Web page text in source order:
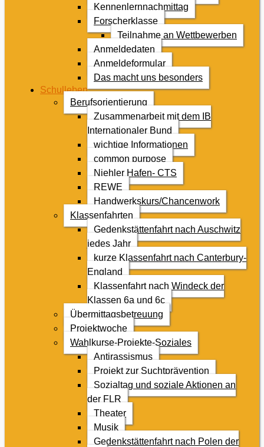
Kennenlernnachmittag
Forscherklasse
Teilnahme an Wettbewerben
Anmeldedaten
Anmeldeformular
Das macht uns besonders
Schulleben
Berufsorientierung
Zusammenarbeit mit dem IB
Internationaler Bund
wichtige Informationen
common purpose
Niehler Hafen- CTS
REWE
Handwerkskurs/Chancenwork
Klassenfahrten
Gedenkstättenfahrt nach Auschwitz
jedes Jahr
kurze Klassenfahrt nach Canterbury-
England
Klassenfahrt nach Windeck der
Klassen 6a und 6c
Übermittagsbetreuung
Projektwoche
Wahlkurse-Projekte-Soziales
Antirassismus
Projekt zur Suchtprävention
Sozialtag und soziale Aktionen an
der FLR
Theater
Musik
Gedenkstättenfahrt nach Polen der